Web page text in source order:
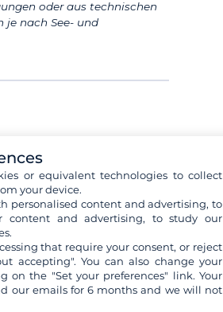
oder aus technischen
je nach See- und
erfolgt in einem
Split. Der genaue Hafen
auf dem
Abendessen
or equivalent technologies to collect
your device.
personalised content and advertising, to
content and advertising, to study our
that require your consent, or reject
accepting". You can also change your
on the "Set your preferences" link. Your
our emails for 6 months and we will not